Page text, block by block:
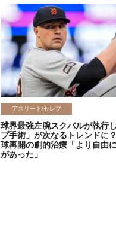
アスリート/セレブ
球界最強左腕スクバルが執行
プ手術」が次なるトレンドに
球再開の劇的治療「より自由
があった」